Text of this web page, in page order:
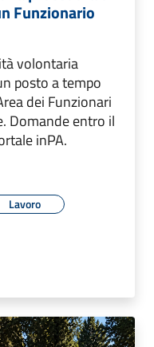
Funzionario
volontaria
posto a tempo
dei Funzionari
Domande entro il
inPA.
Lavoro